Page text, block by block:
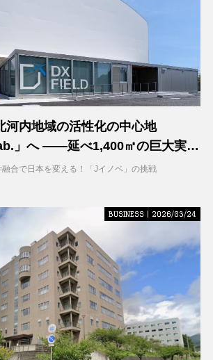
河内地域の活性化の中心地
」へ ――延べ1,400㎡の巨大実証
む 大阪工業大学 DXフィールド
合で日本を変える！「Jイノベ」の挑戦
BUSINESS | 2026/03/24